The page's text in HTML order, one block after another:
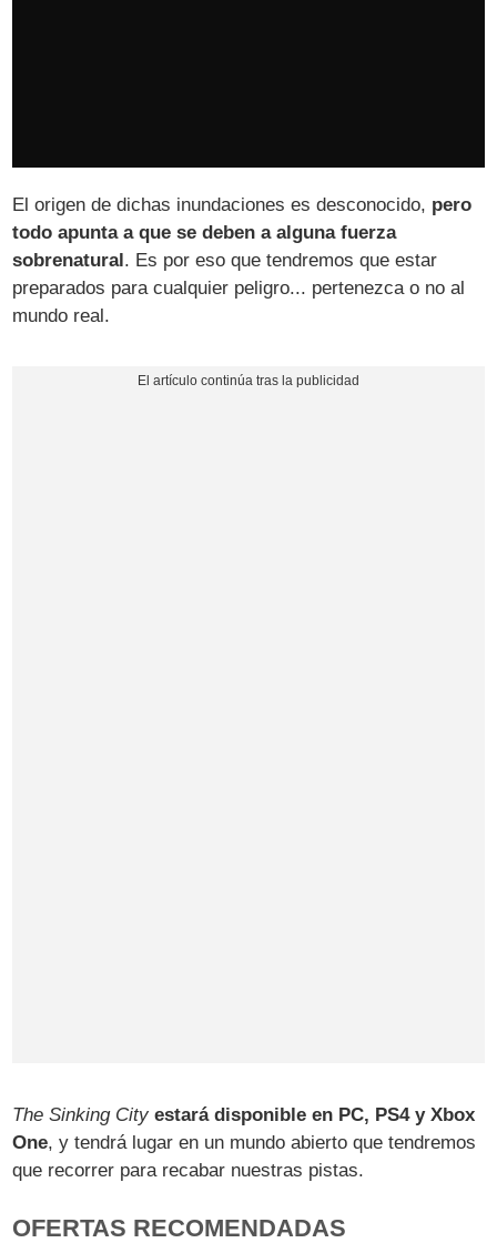
El origen de dichas inundaciones es desconocido, pero
todo apunta a que se deben a alguna fuerza
sobrenatural. Es por eso que tendremos que estar
preparados para cualquier peligro... pertenezca o no al
mundo real.
The Sinking City estará disponible en PC, PS4 y Xbox
One, y tendrá lugar en un mundo abierto que tendremos
que recorrer para recabar nuestras pistas.
OFERTAS RECOMENDADAS